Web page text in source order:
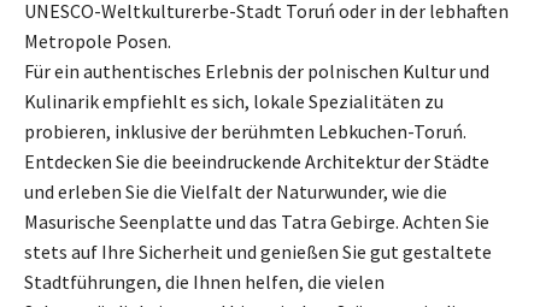
UNESCO-Weltkulturerbe-Stadt Toruń oder in der lebhaften
Metropole Posen.
Für ein authentisches Erlebnis der polnischen Kultur und
Kulinarik empfiehlt es sich, lokale Spezialitäten zu
probieren, inklusive der berühmten Lebkuchen-Toruń.
Entdecken Sie die beeindruckende Architektur der Städte
und erleben Sie die Vielfalt der Naturwunder, wie die
Masurische Seenplatte und das Tatra Gebirge. Achten Sie
stets auf Ihre Sicherheit und genießen Sie gut gestaltete
Stadtführungen, die Ihnen helfen, die vielen